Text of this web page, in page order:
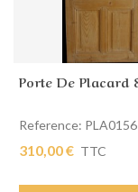
Porte De Placard
Reference: PLA0156
310,00 € TTC